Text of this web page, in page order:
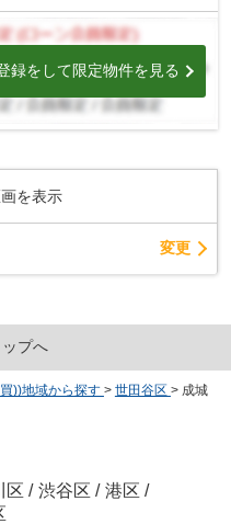
録をして限定物件を見る
画を表示
変更
プへ
))地域から探す > 世田谷区 > 成城
区 / 渋谷区 / 港区 /